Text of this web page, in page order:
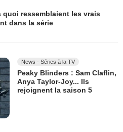
quoi ressemblaient les vrais
dans la série
News - Séries à la TV
Peaky Blinders : Sam Claflin,
Anya Taylor-Joy... Ils
rejoignent la saison 5